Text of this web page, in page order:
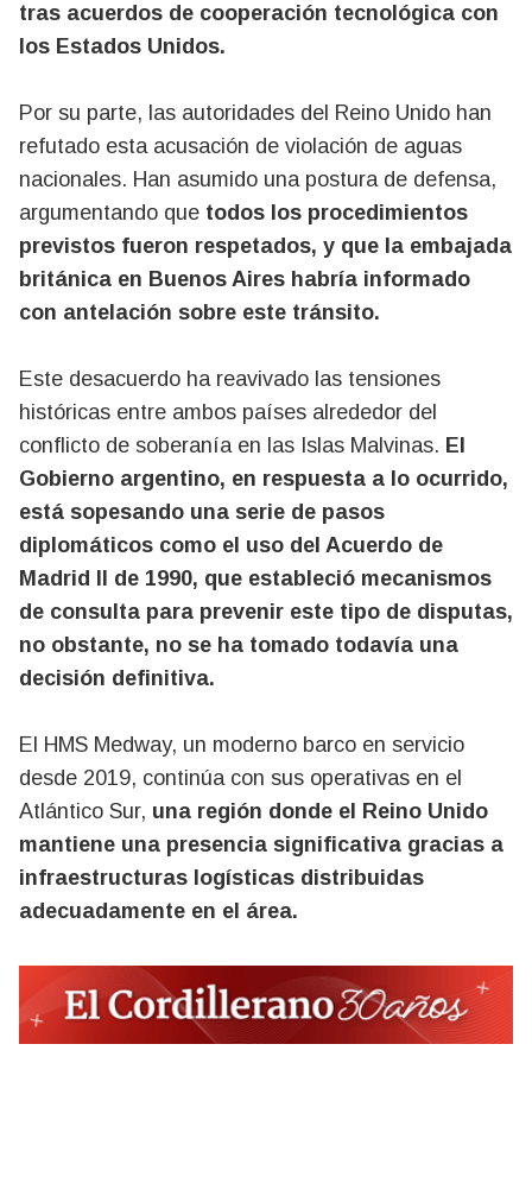
tras acuerdos de cooperación tecnológica con
los Estados Unidos.
Por su parte, las autoridades del Reino Unido han
refutado esta acusación de violación de aguas
nacionales. Han asumido una postura de defensa,
argumentando que todos los procedimientos
previstos fueron respetados, y que la embajada
británica en Buenos Aires habría informado
con antelación sobre este tránsito.
Este desacuerdo ha reavivado las tensiones
históricas entre ambos países alrededor del
conflicto de soberanía en las Islas Malvinas. El
Gobierno argentino, en respuesta a lo ocurrido,
está sopesando una serie de pasos
diplomáticos como el uso del Acuerdo de
Madrid II de 1990, que estableció mecanismos
de consulta para prevenir este tipo de disputas,
no obstante, no se ha tomado todavía una
decisión definitiva.
El HMS Medway, un moderno barco en servicio
desde 2019, continúa con sus operativas en el
Atlántico Sur, una región donde el Reino Unido
mantiene una presencia significativa gracias a
infraestructuras logísticas distribuidas
adecuadamente en el área.